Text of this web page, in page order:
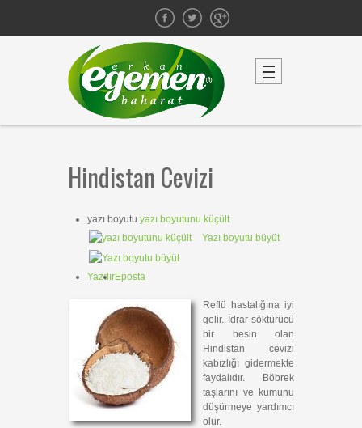
Hindistan Cevizi
yazı boyutu yazı boyutunu küçült
Yazı boyutu büyüt
YazdırEposta
Reflü hastalığına iyi
gelir. İdrar söktürücü
bir besin olan
Hindistan cevizi
kabızlığı gidermekte
faydalıdır. Böbrek
taşlarını ve kumunu
düşürmeye yardımcı
olur.